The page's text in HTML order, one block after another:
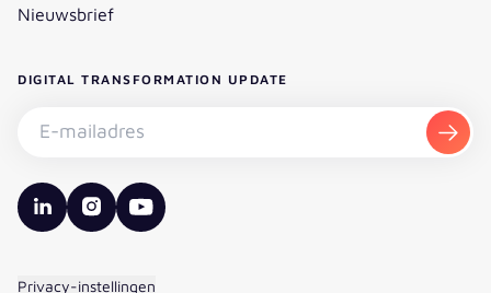
Nieuwsbrief
DIGITAL TRANSFORMATION UPDATE
Nieuwsbrief abonneren - E-mailadres
valantic LinkedIn
valantic Instagram
valantic YouTube
Privacy-instellingen